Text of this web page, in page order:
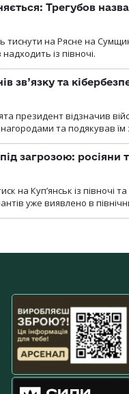
Трегубов
тиснути на Рясне на
із півночі.
зв’язку та
президент відзначив
та подякував їм
загрозою: росіяни
на Куп’янськ із півночі
уже виявлено в